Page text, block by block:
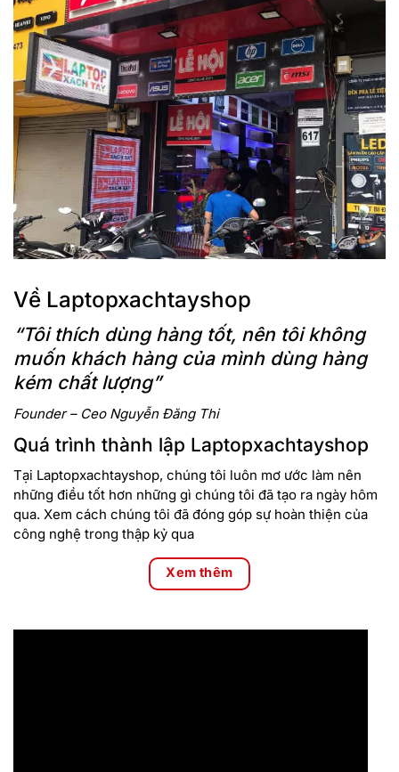
Về Laptopxachtayshop
“Tôi thích dùng hàng tốt, nên tôi không
muốn khách hàng của mình dùng hàng
kém chất lượng”
Founder – Ceo Nguyễn Đăng Thi
Quá trình thành lập Laptopxachtayshop
Tại Laptopxachtayshop, chúng tôi luôn mơ ước làm nên
những điều tốt hơn những gì chúng tôi đã tạo ra ngày hôm
qua. Xem cách chúng tôi đã đóng góp sự hoàn thiện của
công nghệ trong thập kỷ qua
Xem thêm